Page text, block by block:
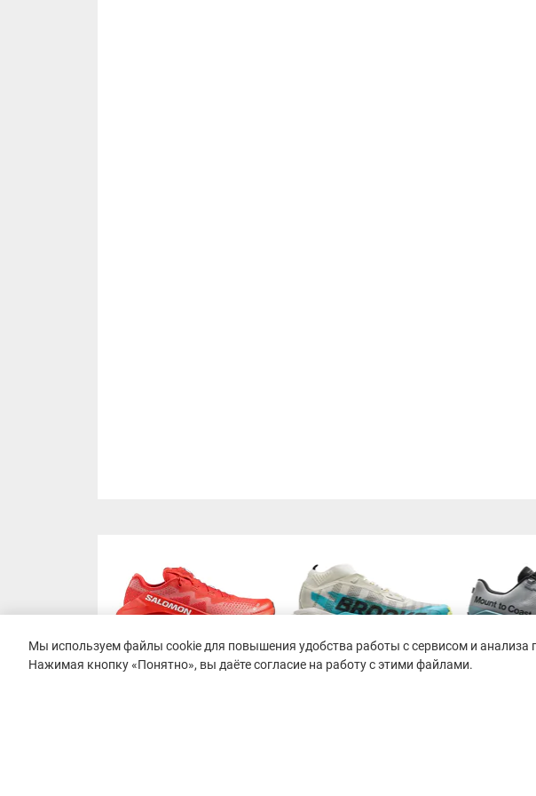
Мы используем файлы cookie для повышения удобства работы с сервисом и анализа
Нажимая кнопку «Понятно», вы даёте согласие на работу с этими файлами.